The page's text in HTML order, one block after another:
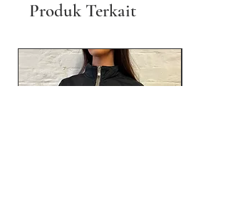
Produk Terkait